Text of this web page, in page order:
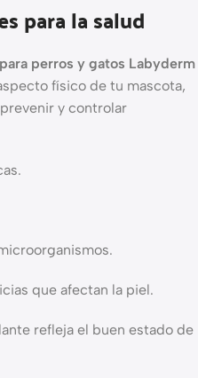
para la salud
perros y gatos Labyderm
físico de tu mascota,
y controlar
que afectan la piel.
refleja el buen estado de